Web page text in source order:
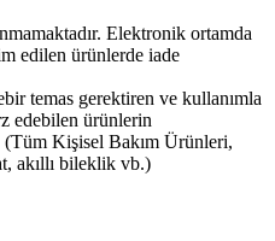
Elektronik ortamda
edilen ürünlerde iade
temas gerektiren ve kullanımla
edebilen ürünlerin
(Tüm Kişisel Bakım Ürünleri,
akıllı bileklik vb.)